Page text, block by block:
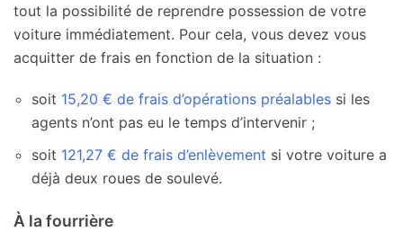
tout la possibilité de reprendre possession de votre
voiture immédiatement. Pour cela, vous devez vous
acquitter de frais en fonction de la situation :
soit 15,20 € de frais d’opérations préalables si les
agents n’ont pas eu le temps d’intervenir ;
soit 121,27 € de frais d’enlèvement si votre voiture a
déjà deux roues de soulevé.
À la fourrière